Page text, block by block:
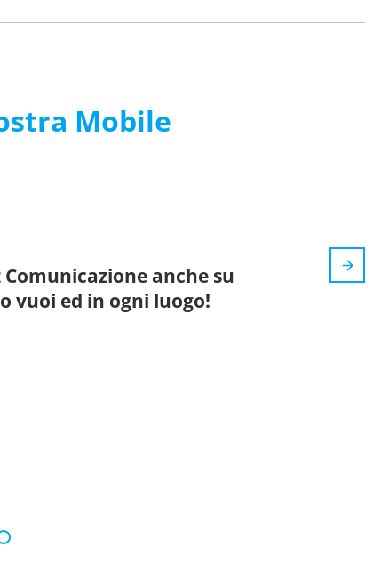
Mobile
anche su
vuoi ed in ogni luogo!